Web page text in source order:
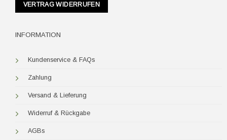
VERTRAG WIDERRUFEN
INFORMATION
Kundenservice & FAQs
Zahlung
Versand & Lieferung
Widerruf & Rückgabe
AGBs